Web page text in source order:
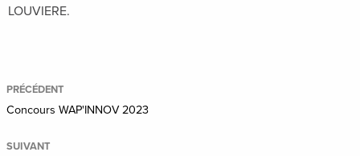
LOUVIERE.
PRÉCÉDENT
Concours WAP'INNOV 2023
SUIVANT